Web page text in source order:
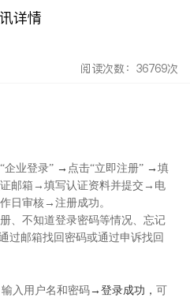
详情
阅读次数：36769次
企业登录” → 点击“立即注册” → 填
邮箱 → 填写认证资料并提交 → 电
日审核 → 注册成功。
、不知道登录密码等情况、忘记
过邮箱找回密码或通过申诉找回
输入用户名和密码→ 登录成功， 可